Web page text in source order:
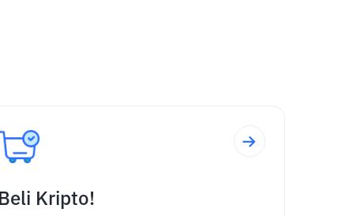
Beli Kripto!